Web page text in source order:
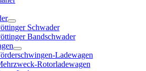
Schwader
Bandschwader
Ladewagen
Rotorladewagen